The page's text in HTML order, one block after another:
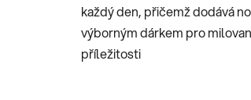
každý den, přičemž dodává
výborným dárkem pro
příležitosti